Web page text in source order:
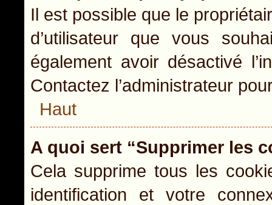
Il est possible que le
d’utilisateur que vous
également avoir désactivé
Contactez l’administrateur
Haut
A quoi sert “Supprimer les
Cela supprime tous les
identification et votre